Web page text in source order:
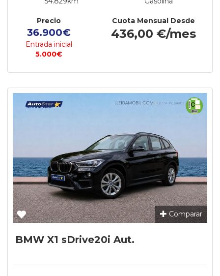
Precio
36.900€
Entrada inicial
5.000€
Cuota Mensual Desde
436,00 €/mes
Comparar
BMW X1 sDrive20i Aut.